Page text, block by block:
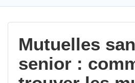
Mutuelles
senior :